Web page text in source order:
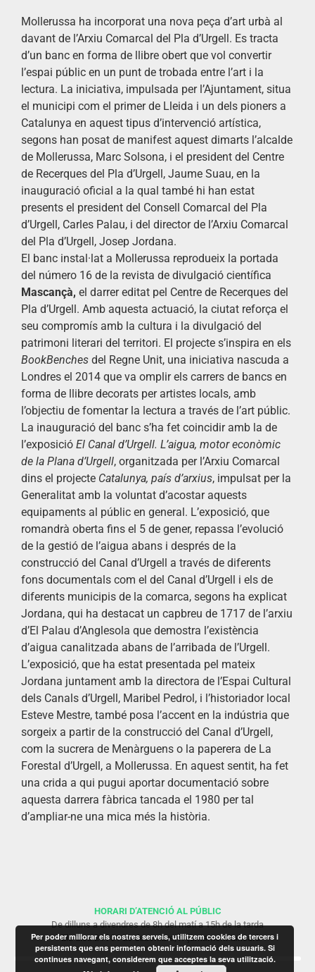
Mollerussa ha incorporat una nova peça d’art urbà al
davant de l’Arxiu Comarcal del Pla d’Urgell. Es tracta
d’un banc en forma de llibre obert que vol convertir
l’espai públic en un punt de trobada entre l’art i la
lectura. La iniciativa, impulsada per l’Ajuntament, situa
el municipi com el primer de Lleida i un dels pioners a
Catalunya en aquest tipus d’intervenció artística,
segons han posat de manifest aquest dimarts l’alcalde
de Mollerussa, Marc Solsona, i el president del Centre
de Recerques del Pla d’Urgell, Jaume Suau, en la
inauguració oficial a la qual també hi han estat
presents el president del Consell Comarcal del Pla
d’Urgell, Carles Palau, i del director de l’Arxiu Comarcal
del Pla d’Urgell, Josep Jordana.
El banc instal·lat a Mollerussa reprodueix la portada
del número 16 de la revista de divulgació científica
Mascançà, el darrer editat pel Centre de Recerques del
Pla d’Urgell. Amb aquesta actuació, la ciutat reforça el
seu compromís amb la cultura i la divulgació del
patrimoni literari del territori. El projecte s’inspira en els
BookBenches del Regne Unit, una iniciativa nascuda a
Londres el 2014 que va omplir els carrers de bancs en
forma de llibre decorats per artistes locals, amb
l’objectiu de fomentar la lectura a través de l’art públic.
La inauguració del banc s’ha fet coincidir amb la de
l’exposició El Canal d’Urgell. L’aigua, motor econòmic
de la Plana d’Urgell, organitzada per l’Arxiu Comarcal
dins el projecte Catalunya, país d’arxius, impulsat per la
Generalitat amb la voluntat d’acostar aquests
equipaments al públic en general. L’exposició, que
romandrà oberta fins el 5 de gener, repassa l’evolució
de la gestió de l’aigua abans i després de la
construcció del Canal d’Urgell a través de diferents
fons documentals com el del Canal d’Urgell i els de
diferents municipis de la comarca, segons ha explicat
Jordana, qui ha destacat un capbreu de 1717 de l’arxiu
d’El Palau d’Anglesola que demostra l’existència
d’aigua canalitzada abans de l’arribada de l’Urgell.
L’exposició, que ha estat presentada pel mateix
Jordana juntament amb la directora de l’Espai Cultural
dels Canals d’Urgell, Maribel Pedrol, i l’historiador local
Esteve Mestre, també posa l’accent en la indústria que
sorgeix a partir de la construcció del Canal d’Urgell,
com la sucrera de Menàrguens o la paperera de La
Forestal d’Urgell, a Mollerussa. En aquest sentit, ha fet
una crida a qui pugui aportar documentació sobre
aquesta darrera fàbrica tancada el 1980 per tal
d’ampliar-ne una mica més la història.
HORARI D’ATENCIÓ AL PÚBLIC
De dilluns a divendres de 8h del matí a 15h de la tarda
* Els dies 24 i 31 de desembre, l’Ajuntament tancarà
Per poder millorar els nostres serveis, utilitzem cookies de tercers i
persistents que ens permeten obtenir informació dels usuaris. Si
continues navegant, considerem que acceptes la seva utilització.